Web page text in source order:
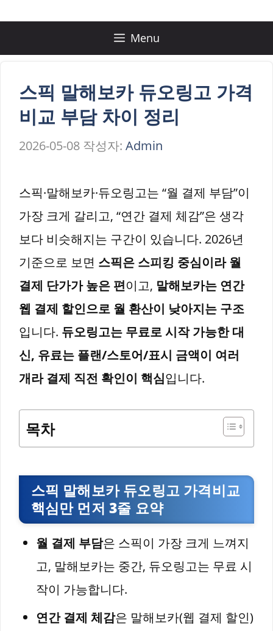
츠
Menu
스픽 말해보카 듀오링고 가격
비교 부담 차이 정리
2026-05-08 작성자: Admin
스픽·말해보카·듀오링고는 “월 결제 부담”이
가장 크게 갈리고, “연간 결제 체감”은 생각
보다 비슷해지는 구간이 있습니다. 2026년
기준으로 보면 스픽은 스피킹 중심이라 월
결제 단가가 높은 편이고, 말해보카는 연간
웹 결제 할인으로 월 환산이 낮아지는 구조
입니다. 듀오링고는 무료로 시작 가능한 대
신, 유료는 플랜/스토어/표시 금액이 여러
개라 결제 직전 확인이 핵심입니다.
목차
스픽 말해보카 듀오링고 가격비교
핵심만 먼저 3줄 요약
월 결제 부담은 스픽이 가장 크게 느껴지
고, 말해보카는 중간, 듀오링고는 무료 시
작이 가능합니다.
연간 결제 체감은 말해보카(웹 결제 할인)